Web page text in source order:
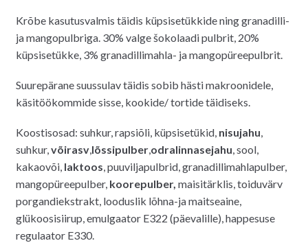
Krõbe kasutusvalmis täidis küpsisetükkide ning granadilli-
ja mangopulbriga. 30% valge šokolaadi pulbrit, 20%
küpsisetükke, 3% granadillimahla- ja mangopüreepulbrit.
Suurepärane suussulav täidis sobib hästi makroonidele,
käsitöökommide sisse, kookide/ tortide täidiseks.
Koostisosad: suhkur, rapsiõli, küpsisetükid, nisujahu,
suhkur,võirasv,lõssipulber,odralinnasejahu, sool,
kakaovõi, laktoos, puuviljapulbrid, granadillimahlapulber,
mangopüreepulber, koorepulber, maisitärklis, toiduvärv
porgandiekstrakt, looduslik lõhna-ja maitseaine,
glükoosisiirup, emulgaator E322 (päevalille), happesuse
regulaator E330.